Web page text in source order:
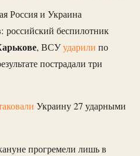
Россия и Украина
российский беспилотник
, ВСУударили по
пострадали три
Украину 27 ударными
прогремели лишь в